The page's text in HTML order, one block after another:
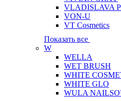
VLADISLAVA
VON-U
VT Cosmetics
Показать все
W
WELLA
WET BRUSH
WHITE
WHITE GLO
WULA